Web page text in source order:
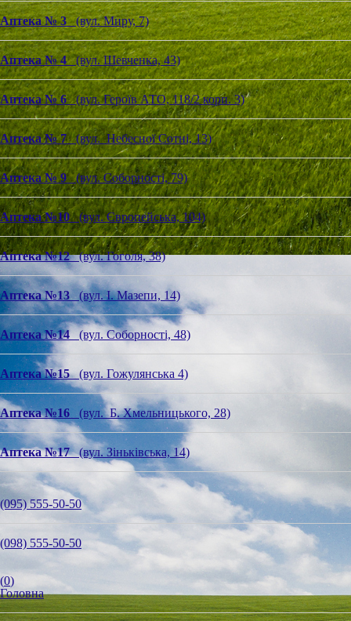
Аптека № 3 (вул. Миру, 7)
Аптека № 4(вул. Шевченка, 43)
Аптека № 6(вул. Героїв АТО, 118/2 корп. 3)
Аптека № 7(вул. Небесної Сотні, 13)
Аптека № 9(вул. Соборності, 79)
Аптека №10(вул. Європейська, 104)
Аптека №12(вул. Гоголя, 38)
Аптека №13(вул. І. Мазепи, 14)
Аптека №14(вул. Соборності, 48)
Аптека №15(вул. Гожулянська 4)
Аптека №16 (вул. Б. Хмельницького, 28)
Аптека №17(вул. Зіньківська, 14)
(095) 555-50-50
(098) 555-50-50
(0)
Головна